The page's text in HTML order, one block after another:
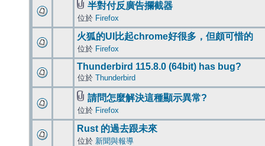
半對付反廣告攔截器
位於 Firefox
火狐的UI比起chrome好很多，但頗可惜的
位於 Firefox
Thunderbird 115.8.0 (64bit) has bug?
位於 Thunderbird
請問怎麼解決這種顯示異常?
位於 Firefox
Rust 的過去跟未來
位於 新聞與報導